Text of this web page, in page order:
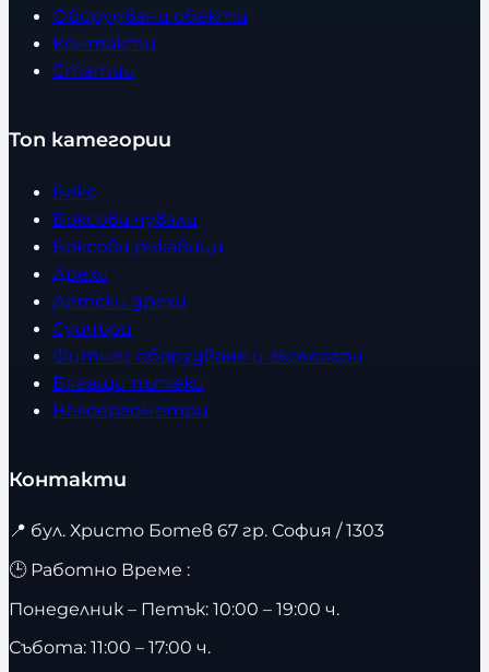
Оборудвани обекти
Контакти
Статии
Топ категории
Бокс
Боксови чували
Боксови ръкавици
Дрехи
Детски дрехи
Суичъри
Фитнес оборудване и аксесоари
Бягащи пътеки
Велоергометри
Контакти
📍 бул. Христо Ботев 67 гр. София / 1303
🕒 Работно Време :
Понеделник – Петък: 10:00 – 19:00 ч.
Събота: 11:00 – 17:00 ч.